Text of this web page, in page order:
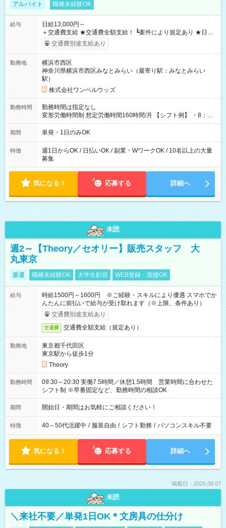
アルバイト 職種未経験OK
給与
日給13,000円～
＋交通費支給 ★交通費全額支給！ ┗案件により規定あり ★日払
いOK！（規定あり） ┗働いたその日に現金GET♪ お仕事後はコ
ンビニATMから 日払い分を引き落とせます！ 【試用期間】試
交通費別途支給あり
勤務地
横浜市西区
神奈川県横浜市西区みなとみらい（最寄り駅：みなとみらい
駅）
株式会社ワンベルウッズ
勤務時間
勤務時間は指定なし
変形労働時間制 想定労働時間160時間/月 【シフト例】 ・8：00
～21：00
期間 単発・1日のみOK
特徴
週1日からOK / 日払いOK / 副業・WワークOK / 10名以上の大量
募集
気になる！ 応募する 詳細へ
未読
週2～【Theory／セオリー】販売スタッフ 大
丸東京
派遣 職種未経験OK 大学生歓迎 WEB登録・面接OK
給与
時給1500円～1600円 ※ご経験・スキルにより優遇 スマホでか
んたんに前払いで給与が受け取れます（※上限、条件あり）
交通費別途支給あり
交通費 交通費全額支給（規定あり）
勤務地
東京都千代田区
東京駅から徒歩1分
Theory
勤務時間
09:30～20:30 実働7.5時間／休憩1.5時間 営業時間に合わせた
シフト制 ※早番固定など、勤務時間の相談OK
期間 開始日・期間はお気軽にご相談ください！
特徴 40～50代活躍中 / 服装自由 / シフト勤務 / パソコンスキル不要
気になる！ 応募する 詳細へ
掲載日：2026.08.07
未読
＼来社不要／単発1日OK＊文房具の仕分け